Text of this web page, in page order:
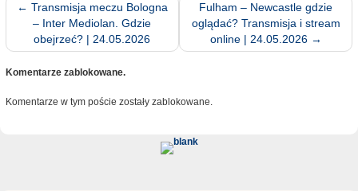
← Transmisja meczu Bologna
– Inter Mediolan. Gdzie
obejrzeć? | 24.05.2026
Fulham – Newcastle gdzie
oglądać? Transmisja i stream
online | 24.05.2026 →
Komentarze zablokowane.
Komentarze w tym poście zostały zablokowane.